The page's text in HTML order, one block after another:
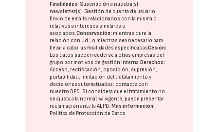
Finalidades: Suscripción a nuestra(s)
newsletter(s). Gestión de cuenta de usuario.
Envío de emails relacionados con la misma o
relativos a intereses similares o
asociados.Conservación: mientras dure la
relación con Ud., o mientras sea necesario para
llevar a cabo las finalidades especificadasCesión:
Los datos pueden cederse a otras empresas del
grupo por motivos de gestión interna.Derechos:
Acceso, rectificación, oposición, supresión,
portabilidad, limitación del tratatamiento y
decisiones automatizadas: contacte con
nuestro DPD . Si considera que el tratamiento no
se ajusta a la normativa vigente, puede presentar
reclamación ante laAEPD .Más información:
Política de Protección de Datos